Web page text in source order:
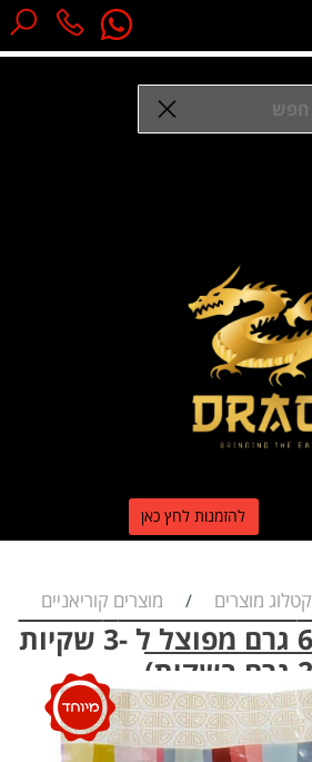
להזמנות לחץ כאן
קטלוג מוצרים / מוצרים קוריאניים
עוגות אורז 600 גרם מפוצל ל -3 שקיות